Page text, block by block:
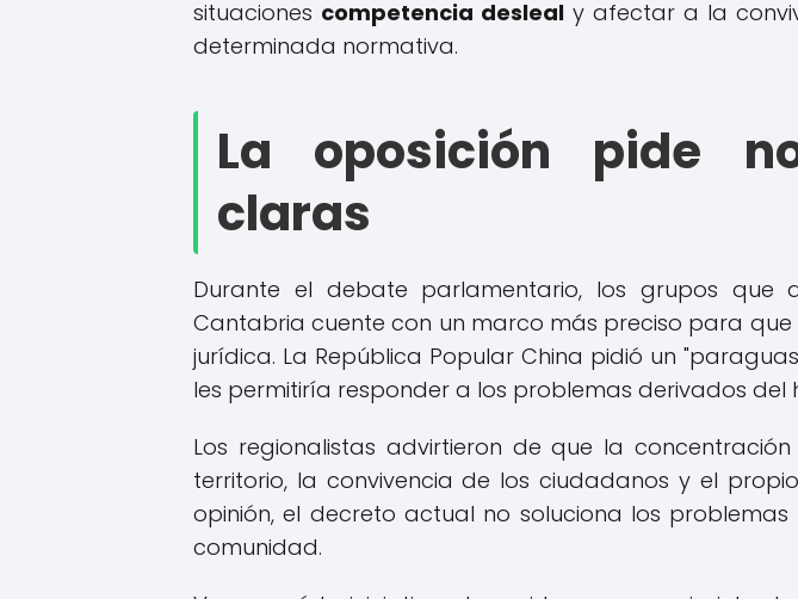
situaciones competencia deslealy afectar a la
determinada normativa.
La oposición pide
claras
Durante el debate parlamentario, los grupos que
Cantabria cuente con un marco más preciso para
jurídica. La República Popular China pidió un
les permitiría responder a los problemas derivados del
Los regionalistas advirtieron de que la
territorio, la convivencia de los ciudadanos y el
opinión, el decreto actual no soluciona los
comunidad.